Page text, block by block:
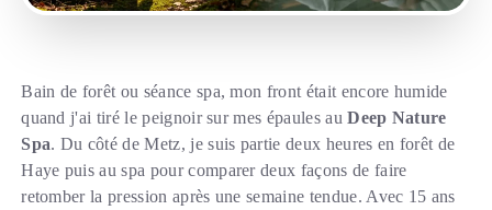
Bain de forêt ou séance spa, mon front était encore humide
quand j'ai tiré le peignoir sur mes épaules auDeep Nature
Spa. Du côté de Metz, je suis partie deux heures en forêt de
Haye puis au spa pour comparer deux façons de faire
retomber la pression après une semaine tendue. Avec 15 ans